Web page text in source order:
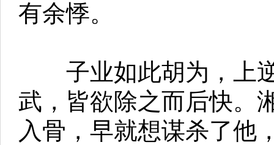
有余悸。
子业如此胡为，上逆
武，皆欲除之而后快。
入骨，早就想谋杀了他